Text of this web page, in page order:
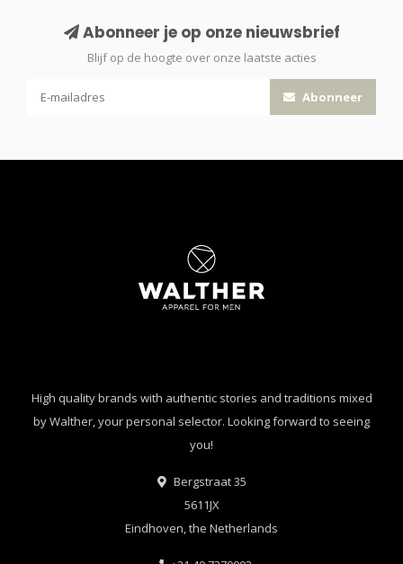
Abonneer je op onze nieuwsbrief
Blijf op de hoogte over onze laatste acties
Abonneer
High quality brands with authentic stories and traditions mixed
by Walther, your personal selector. Looking forward to seeing
you!
Bergstraat 35
5611JX
Eindhoven, the Netherlands